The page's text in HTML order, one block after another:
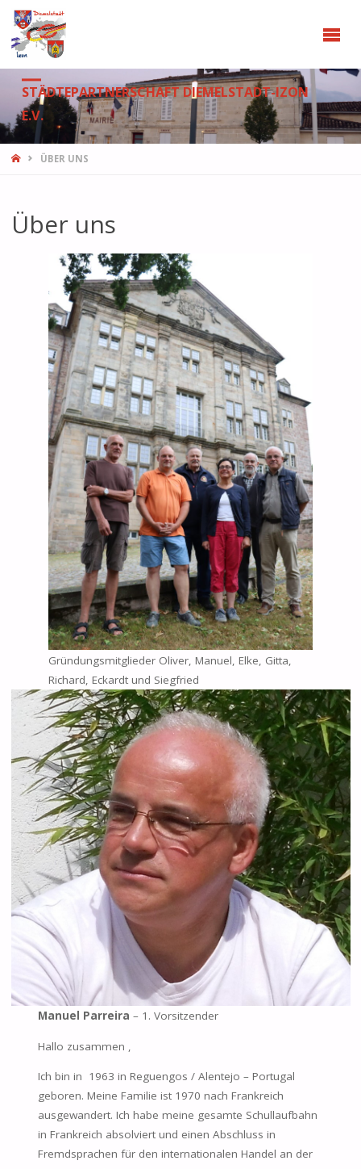
STÄDTEPARTNERSCHAFT DIEMELSTADT-IZON
E.V.
STARTÜBER UNS
Über uns
Gründungsmitglieder Oliver, Manuel, Elke, Gitta,
Richard, Eckardt und Siegfried
Manuel Parreira – 1. Vorsitzender
Hallo zusammen ,
Ich bin in 1963 in Reguengos / Alentejo – Portugal
geboren. Meine Familie ist 1970 nach Frankreich
ausgewandert. Ich habe meine gesamte Schullaufbahn
in Frankreich absolviert und einen Abschluss in
Fremdsprachen für den internationalen Handel an der